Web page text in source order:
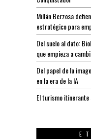
Millán Berzosa
estratégico para
Del suelo al dato:
que empieza a
Del papel de la
en la era de la IA
El turismo itinerante